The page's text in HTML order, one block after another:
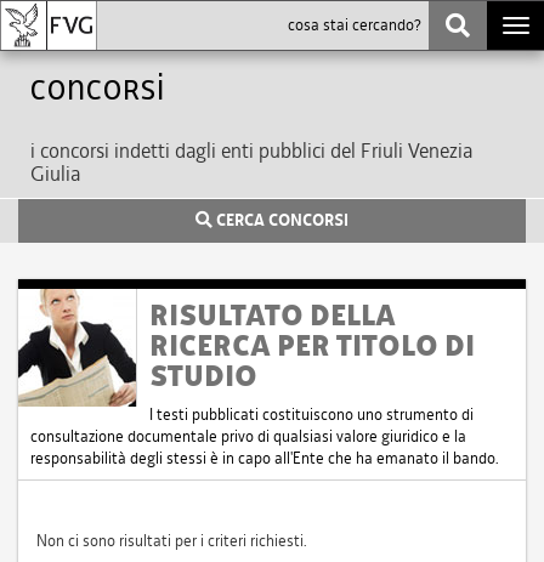
Concorsi
i concorsi indetti dagli enti pubblici del Friuli Venezia
Giulia
CERCA CONCORSI
RISULTATO DELLA
RICERCA PER TITOLO DI
STUDIO
I testi pubblicati costituiscono uno strumento di
consultazione documentale privo di qualsiasi valore giuridico e la
responsabilità degli stessi è in capo all'Ente che ha emanato il bando.
Non ci sono risultati per i criteri richiesti.